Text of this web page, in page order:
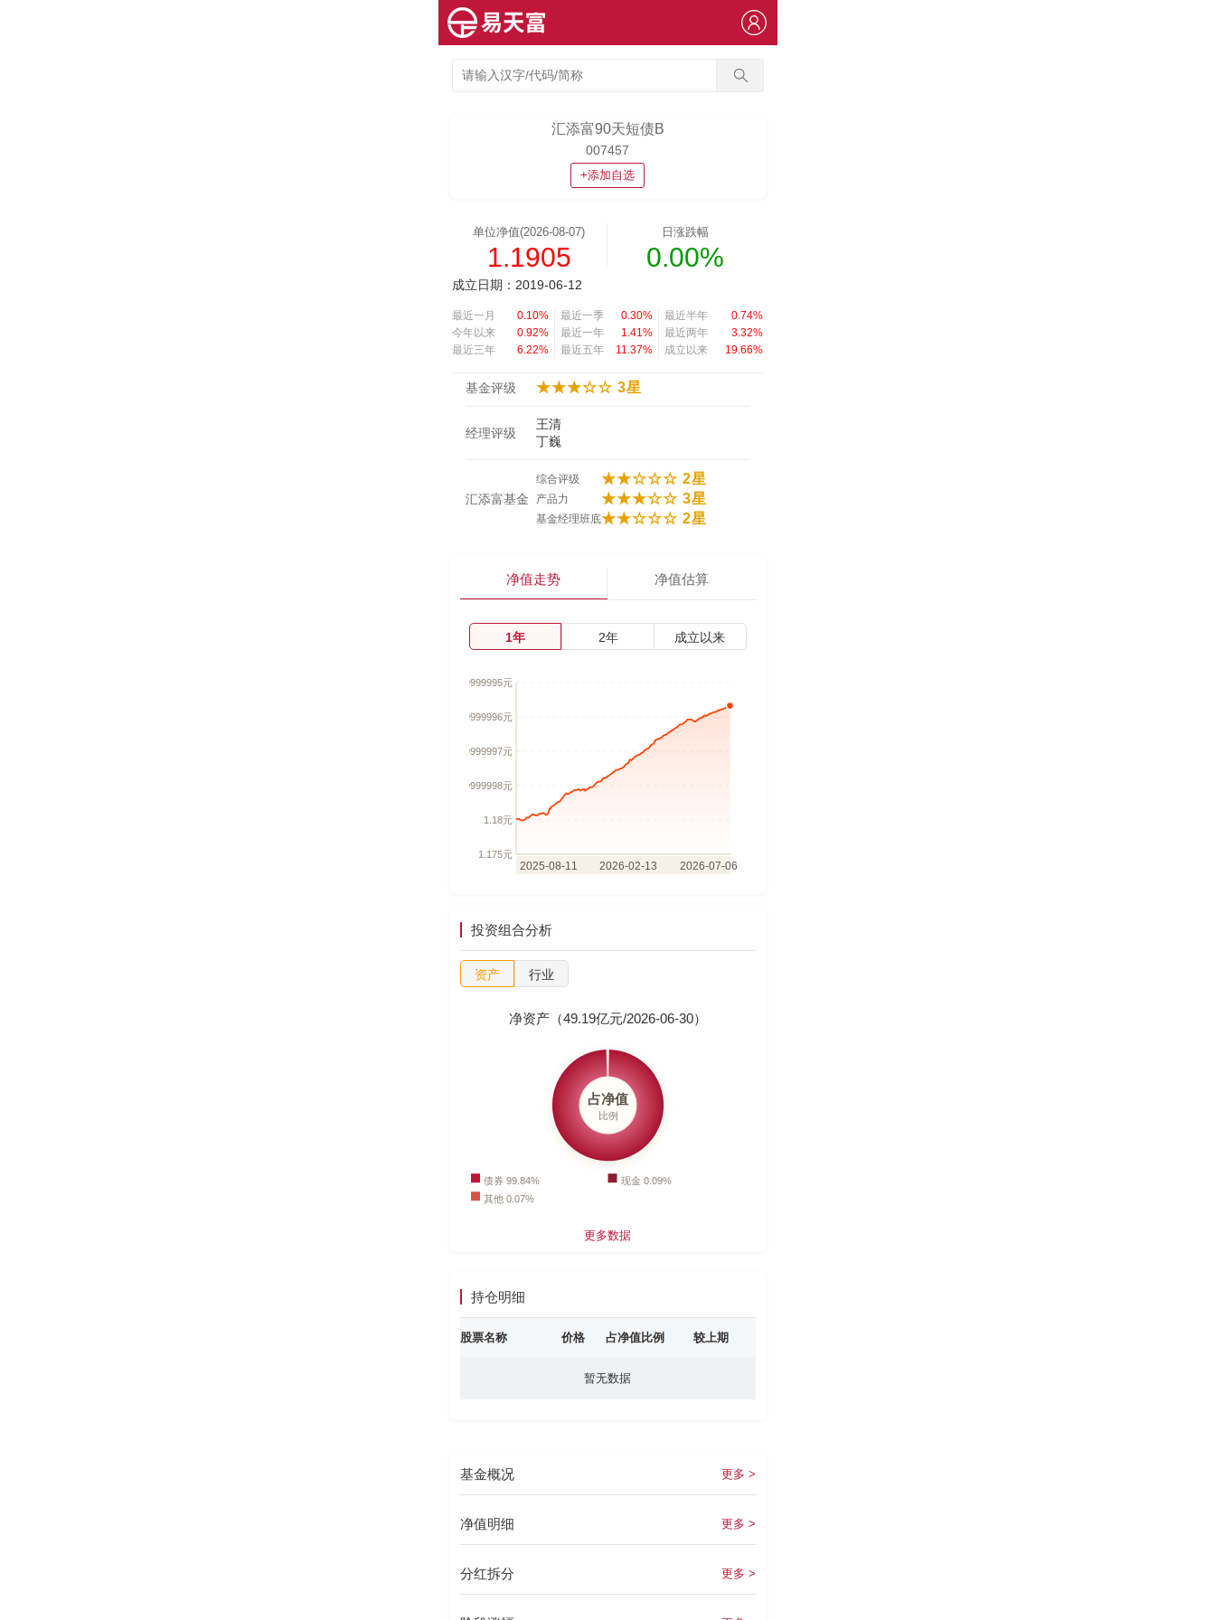
汇添富90天短债B
007457
+添加自选
单位净值(2026-08-07)
1.1905
日涨跌幅
0.00%
成立日期：2019-06-12
最近一月 0.10% 最近一季 0.30% 最近半年
0.74%
今年以来
0.92% 最近一年 1.41% 最近两年
3.32%
最近三年
6.22% 最近五年 11.37% 成立以来 19.66%
基金评级 ★★★☆☆ 3星
经理评级
王清
丁巍
汇添富基金
综合评级 ★★☆☆☆ 2星
产品力 ★★★☆☆ 3星
基金经理班底★★☆☆☆ 2星
净值走势 净值估算
1年 2年 成立以来
投资组合分析
资产 行业
净资产（49.19亿元/2026-06-30）
更多数据
持仓明细
股票名称 价格 占净值比例 较上期
暂无数据
基金概况 更多 >
净值明细 更多 >
分红拆分 更多 >